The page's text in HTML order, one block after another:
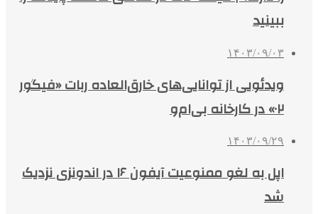
ببینید
۱۴۰۳/۰۹/۰۳
ویدئویی از توانایی‌های خارق‌العاده ربات «فیگور
۰۲» در کارخانه بی‌ام‌و
۱۴۰۳/۰۹/۲۹
اپل به لغو ممنوعیت آیفون ۱۶ در اندونزی نزدیک
شد